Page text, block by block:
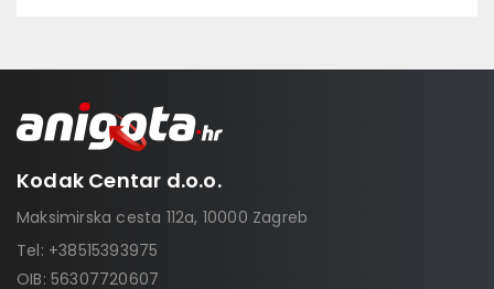
Kodak Centar d.o.o.
Maksimirska cesta 112a, 10000 Zagreb
Tel: +38515393975
OIB: 56307720607